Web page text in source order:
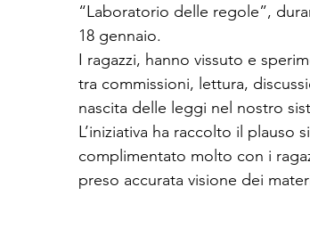
“Laboratorio delle regole”,
18 gennaio.
I ragazzi, hanno vissuto e
tra commissioni, lettura,
nascita delle leggi nel nostro
L’iniziativa ha raccolto il
complimentato molto con i
preso accurata visione dei